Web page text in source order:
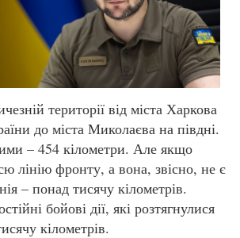
території від міста Харкова
до міста Миколаєва на півдні.
– 454 кілометри. Але якщо
лінію фронту, а вона, звісно, не є
– понад тисячу кілометрів.
бойові дії, які розтягнулися
кілометрів.